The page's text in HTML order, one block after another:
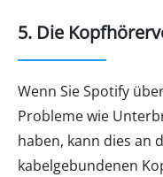
5. Die
Wenn Sie Spotify
Probleme wie
haben, kann dies an
kabelgebundenen